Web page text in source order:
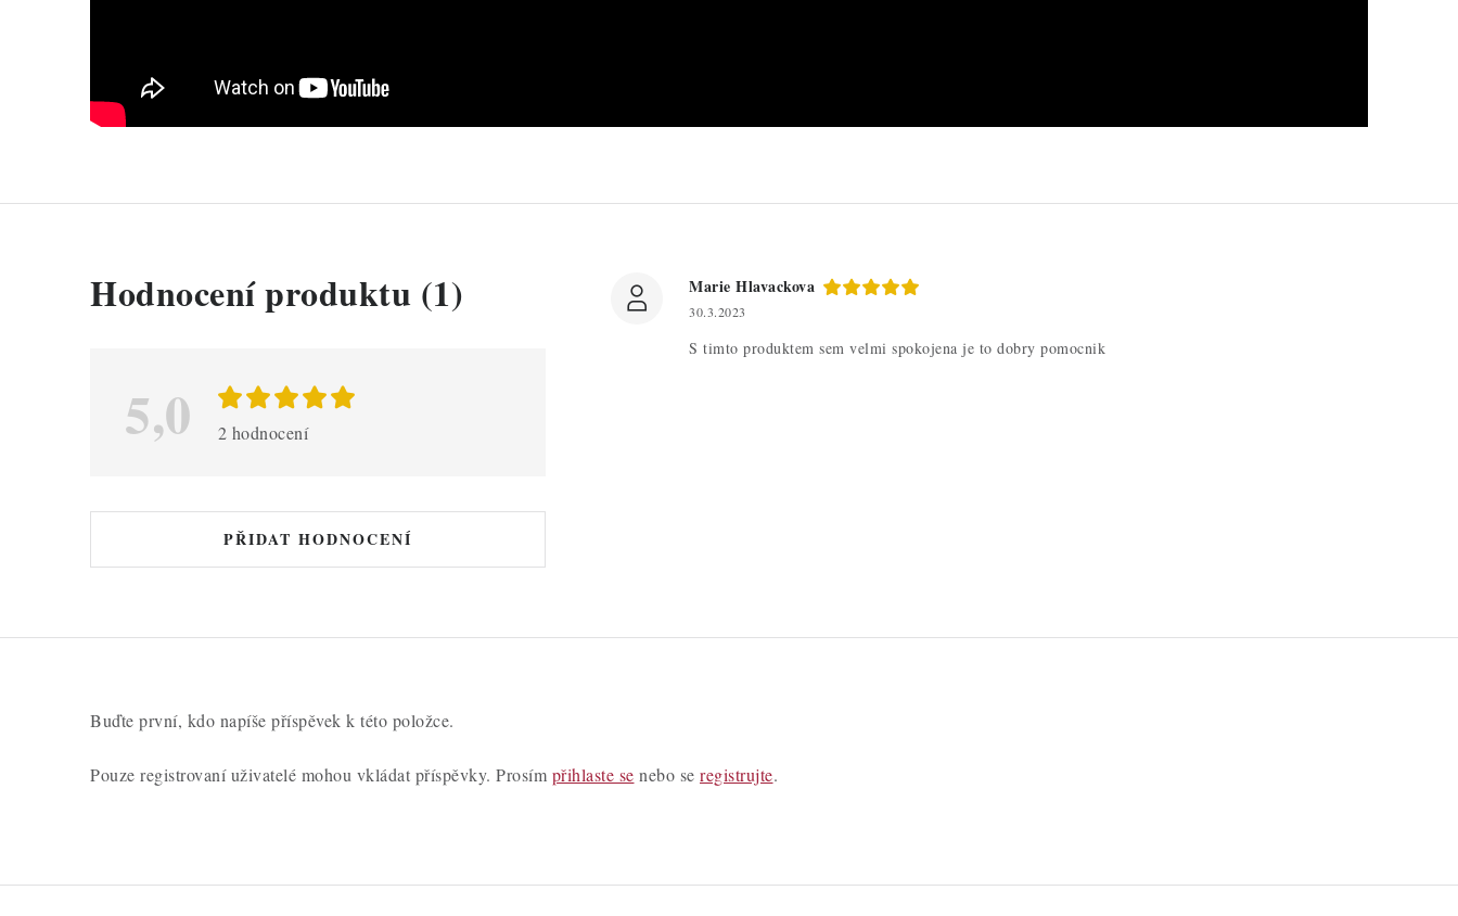
Hodnocení produktu (1)
5,0 2 hodnocení
PŘIDAT HODNOCENÍ
V
o
n
c
n
Marie Hlavackova
30.3.2023
S timto produktem sem velmi spokojena je to dobry pomocnik
Buďte první, kdo napíše příspěvek k této položce.
Pouze registrovaní uživatelé mohou vkládat příspěvky. Prosím přihlaste se nebo se registrujte.